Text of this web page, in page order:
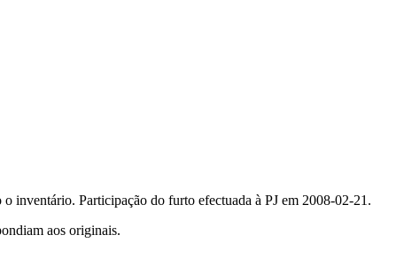
inventário. Participação do furto efectuada à PJ em 2008-02-21.
aos originais.